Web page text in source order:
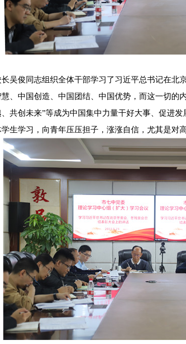
吴俊同志组织全体干部学习了习近平总书记在北
、中国创造、中国团结、中国优势，而这一切的
共创未来”等成为中国集中力量干好大事、促进
生学习，向青年压压担子，涨涨自信，尤其是对